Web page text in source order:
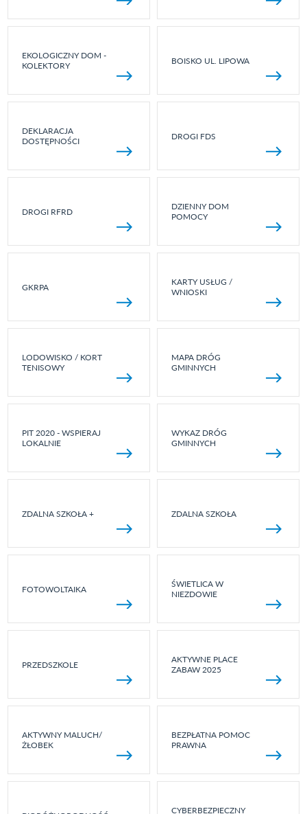
EKOLOGICZNY DOM -
KOLEKTORY
BOISKO UL. LIPOWA
DEKLARACJA
DOSTĘPNOŚCI
DROGI FDS
DROGI RFRD
DZIENNY DOM
POMOCY
GKRPA
KARTY USŁUG /
WNIOSKI
LODOWISKO / KORT
TENISOWY
MAPA DRÓG
GMINNYCH
PIT 2020 - WSPIERAJ
LOKALNIE
WYKAZ DRÓG
GMINNYCH
ZDALNA SZKOŁA + ZDALNA SZKOŁA
FOTOWOLTAIKA
ŚWIETLICA W
NIEZDOWIE
PRZEDSZKOLE
AKTYWNE PLACE
ZABAW 2025
AKTYWNY MALUCH/
ŻŁOBEK
BEZPŁATNA POMOC
PRAWNA
CYBERBEZPIECZNY